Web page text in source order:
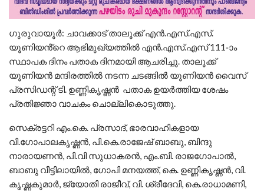
ഗുരുവായൂർ: ചാവക്കാട് താലൂക്ക് എൻ.എസ്.എസ്.
യൂണിയൻ്റെ ആഭിമുഖ്യത്തിൽ എൻ.എസ്.എസ് 111-ാം
സ്ഥാപക ദിനം പതാക ദിനമായി ആചരിച്ചു. താലൂക്ക്
യൂണിയൻ മന്ദിരത്തിൽ നടന്ന ചടങ്ങിൽ യൂണിയൻ വൈസ്
പ്രസിഡന്റ് ടി. ഉണ്ണികൃഷ്ണൻ പതാക ഉയർത്തിയ ശേഷം
പ്രതിജ്ഞാ വാചകം ചൊല്ലികൊടുത്തു.
സെക്രട്ടറി എം.കെ. പ്രസാദ്, ഭാരവാഹികളായ
വി.ഗോപാലകൃഷ്ണൻ, പി.കെ.രാജേഷ് ബാബു, ബിന്ദു
നാരായണൻ, പി.വി സുധാകരൻ, എം.ബി. രാജഗോപാൽ,
ബാബു വീട്ടിലായിൽ, ഗോപി മനയത്ത്, കെ. ഉണ്ണികൃഷ്ണൻ, വി.
കൃഷ്ണകുമാർ, ജ്യോതി രാജീവ്, വി. ശ്രീദേവി, കെ.രാധാമണി,